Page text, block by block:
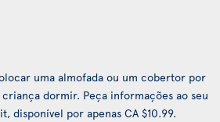
uma almofada ou um cobertor por
dormir. Peça informações ao seu
disponível por apenas CA $10.99.